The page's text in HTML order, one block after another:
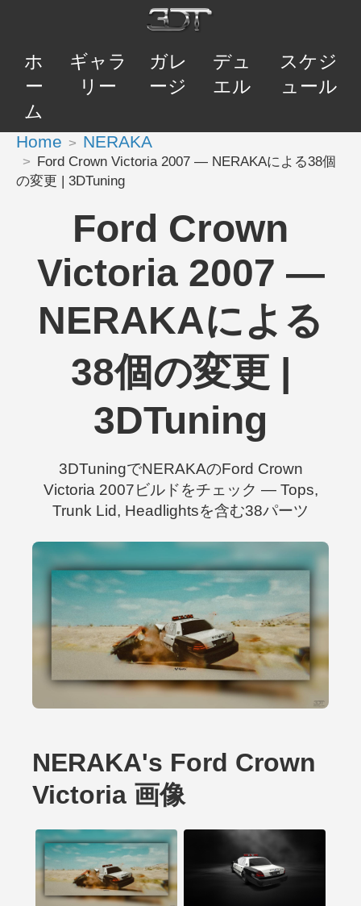
ホ
ー
ム
ギャラ
リー
ガレ
ージ
デュ
エル
スケジ
ュール
Home NERAKA
Ford Crown Victoria 2007 — NERAKAによる38個
の変更 | 3DTuning
Ford Crown
Victoria 2007 —
NERAKAによる
38個の変更 |
3DTuning
3DTuningでNERAKAのFord Crown
Victoria 2007ビルドをチェック — Tops,
Trunk Lid, Headlightsを含む38パーツ
NERAKA's Ford Crown
Victoria 画像